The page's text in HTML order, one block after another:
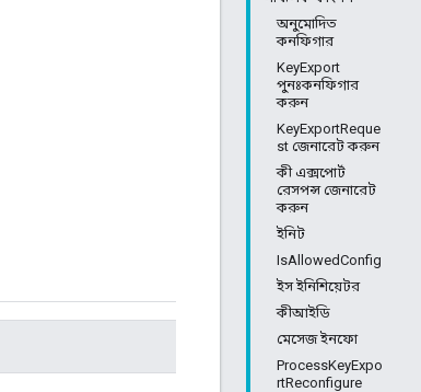
অনুমোদিত
কনফিগার
KeyExport
পুনঃকনফিগার
করুন
KeyExportReque
st জেনারেট করুন
কী এক্সপোর্ট
রেসপন্স জেনারেট
করুন
ইনিট
IsAllowedConfig
ইস ইনিশিয়েটর
কীআইডি
মেসেজ ইনফো
ProcessKeyExpo
rtReconfigure